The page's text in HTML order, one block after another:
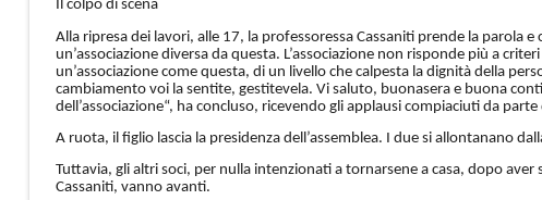
Il colpo di scena
Alla ripresa dei lavori, alle 17, la professoressa Cassaniti prende la parola
un’associazione diversa da questa. L’associazione non risponde più a
un’associazione come questa, di un livello che calpesta la dignità della
cambiamento voi la sentite, gestitevela. Vi saluto, buonasera e buona
dell’associazione“, ha concluso, ricevendo gli applausi compiaciuti da
A ruota, il figlio lascia la presidenza dell’assemblea. I due si allontanano
Tuttavia, gli altri soci, per nulla intenzionati a tornarsene a casa, dopo
Cassaniti, vanno avanti.